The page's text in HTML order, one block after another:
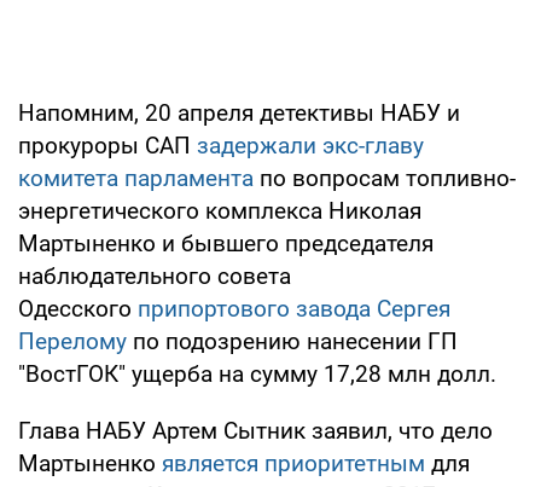
Напомним, 20 апреля детективы НАБУ и
прокуроры САП задержали экс-главу
комитета парламента по вопросам топливно-
энергетического комплекса Николая
Мартыненко и бывшего председателя
наблюдательного совета
Одесского припортового завода Сергея
Перелому по подозрению нанесении ГП
"ВостГОК" ущерба на сумму 17,28 млн долл.
Глава НАБУ Артем Сытник заявил, что дело
Мартыненко является приоритетным для